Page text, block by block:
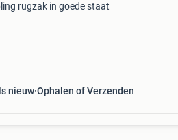
rugzak in goede staat
nieuw Ophalen of Verzenden